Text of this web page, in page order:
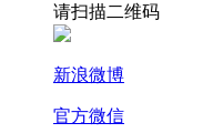
请扫描二维码
新浪微博
官方微信